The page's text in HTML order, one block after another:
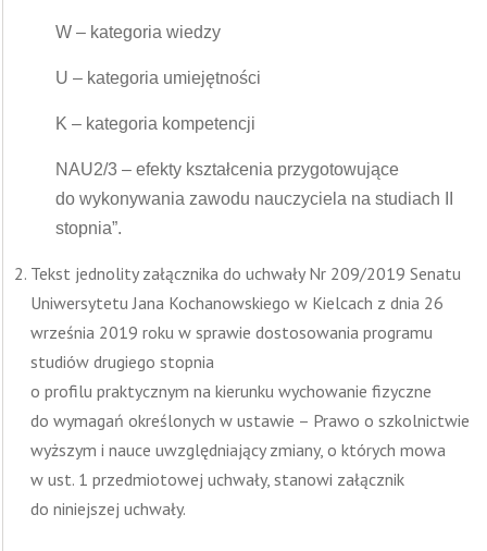
W – kategoria wiedzy
U – kategoria umiejętności
K – kategoria kompetencji
NAU2/3 – efekty kształcenia przygotowujące
do wykonywania zawodu nauczyciela na studiach II
stopnia”.
Tekst jednolity załącznika do uchwały Nr 209/2019 Senatu
Uniwersytetu Jana Kochanowskiego w Kielcach z dnia 26
września 2019 roku w sprawie dostosowania programu
studiów drugiego stopnia
o profilu praktycznym na kierunku wychowanie fizyczne
do wymagań określonych w ustawie – Prawo o szkolnictwie
wyższym i nauce uwzględniający zmiany, o których mowa
w ust. 1 przedmiotowej uchwały, stanowi załącznik
do niniejszej uchwały.